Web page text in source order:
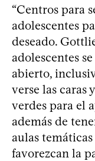
“Centros para
adolescentes
deseado.
adolescentes
abierto,
verse las caras
verdes para el
además de
aulas
favorezcan la